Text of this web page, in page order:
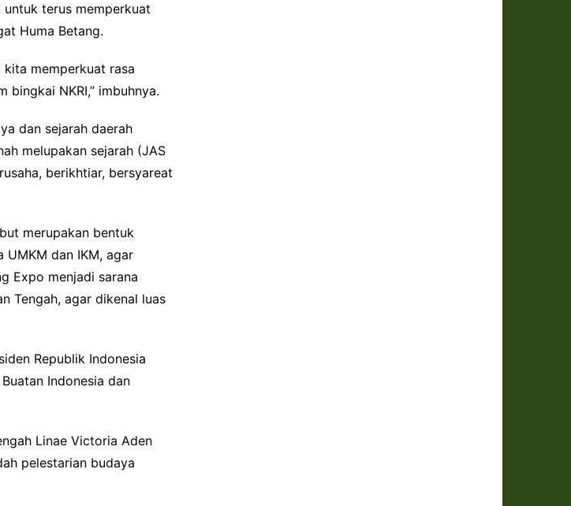
untuk terus memperkuat
Huma Betang.
kita memperkuat rasa
bingkai NKRI,” imbuhnya.
dan sejarah daerah
melupakan sejarah (JAS
berikhtiar, bersyareat
merupakan bentuk
UMKM dan IKM, agar
Expo menjadi sarana
Tengah, agar dikenal luas
Republik Indonesia
Indonesia dan
Linae Victoria Aden
pelestarian budaya